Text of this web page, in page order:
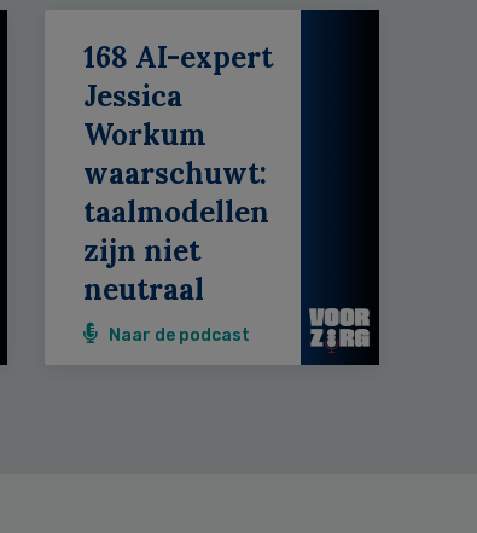
168 AI-expert
Jessica
Workum
waarschuwt:
taalmodellen
zijn niet
neutraal
Naar de podcast